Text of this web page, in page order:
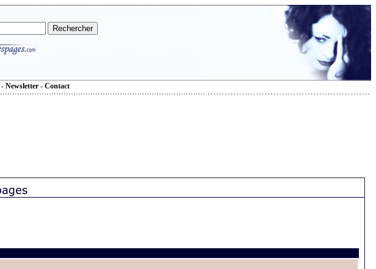
- Newsletter - Contact